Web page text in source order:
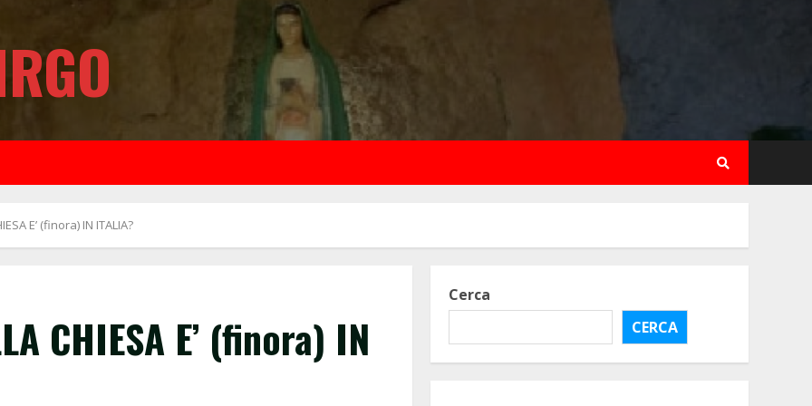
E’ (finora) IN ITALIA?
CHIESA E’ (finora) IN
Cerca
CERCA